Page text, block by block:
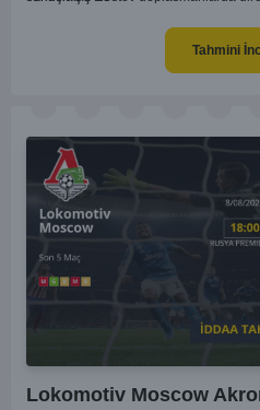
göstermektedir. CSKA'nın evinde
göz önüne alındığında, CSKA'nın
kaybetmeyeceğini söyleyebiliriz.
Tahmini
Lokomotiv Moscow